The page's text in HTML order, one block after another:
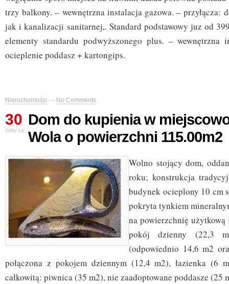
trzy balkony. – wewnętrzna instalacja gazowa. – przyłącza:
jak i kanalizacji sanitarnej,. Standard podstawowy juz od
elementy standardu podwyższonego plus. – wewnętrzna
ocieplenie poddasz + kartongips.
Nieruchomości — No Comments
30
GRU 14
Dom do kupienia w
Wola o powierzchni 115.00m2
Wolno stojący dom,
roku; konstrukcja
budynek ocieplony 10 cm
pokryta tynkiem
na powierzchnię użytkową
pokój dzienny (22,3
(odpowiednio 14,6 m2
połączona z pokojem dziennym (12,4 m2), łazienka (6
całkowitą: piwnica (35 m2), nie zaadoptowane poddasze (25